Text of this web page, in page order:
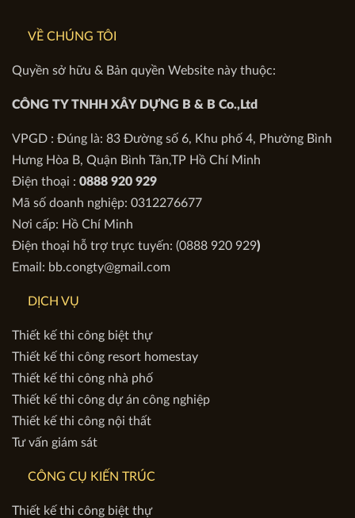
VỀ CHÚNG TÔI
Quyền sở hữu & Bản quyền Website này thuộc:
CÔNG TY TNHH XÂY DỰNG B & B Co.,Ltd
VPGD : Đúng là: 83 Đường số 6, Khu phố 4, Phường Bình
Hưng Hòa B, Quận Bình Tân,TP Hồ Chí Minh
Điện thoại : 0888 920 929
Mã số doanh nghiệp: 0312276677
Nơi cấp: Hồ Chí Minh
Điện thoại hỗ trợ trực tuyến: (0888 920 929)
Email: bb.congty@gmail.com
DỊCH VỤ
Thiết kế thi công biệt thự
Thiết kế thi công resort homestay
Thiết kế thi công nhà phố
Thiết kế thi công dự án công nghiệp
Thiết kế thi công nội thất
Tư vấn giám sát
CÔNG CỤ KIẾN TRÚC
Thiết kế thi công biệt thự